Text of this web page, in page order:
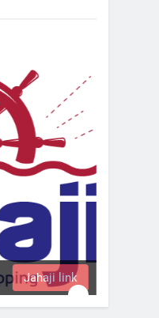
Jahaji link